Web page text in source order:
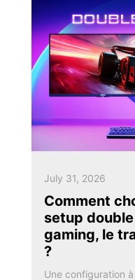
July 31, 2026
Comment
setup
gaming, le
?
Une configuration